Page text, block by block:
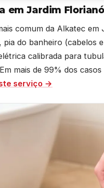
em Jardim
comum da Alkatec
do banheiro (cabelos
calibrada para
mais de 99% dos
serviço →